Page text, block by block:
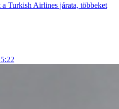
Turkish Airlines járata, többeket